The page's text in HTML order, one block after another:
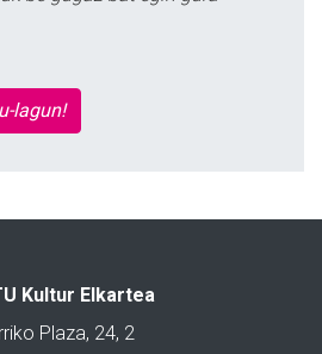
lagun!
Kultur Elkartea
Plaza, 24, 2